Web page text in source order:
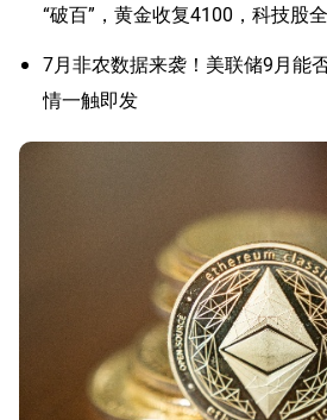
“破百”，黄金收复4100，科技股
7月非农数据来袭！美联储9月能
情一触即发